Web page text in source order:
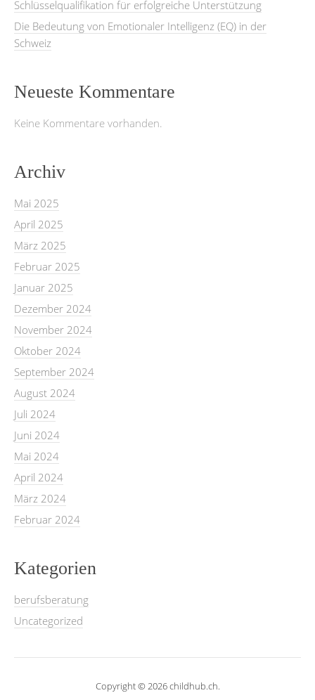
Schlüsselqualifikation für erfolgreiche Unterstützung
Die Bedeutung von Emotionaler Intelligenz (EQ) in der
Schweiz
Neueste Kommentare
Keine Kommentare vorhanden.
Archiv
Mai 2025
April 2025
März 2025
Februar 2025
Januar 2025
Dezember 2024
November 2024
Oktober 2024
September 2024
August 2024
Juli 2024
Juni 2024
Mai 2024
April 2024
März 2024
Februar 2024
Kategorien
berufsberatung
Uncategorized
Copyright © 2026 childhub.ch.